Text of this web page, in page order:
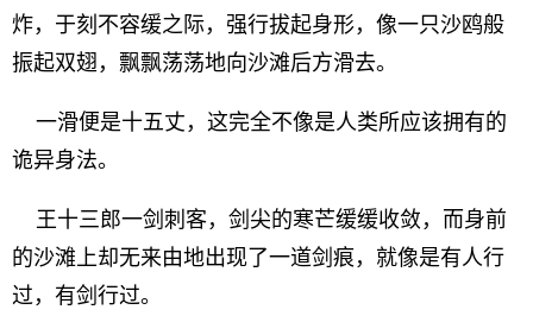
炸，于刻不容缓之际，强行拔起身形，像一只沙鸥般
振起双翅，飘飘荡荡地向沙滩后方滑去。
一滑便是十五丈，这完全不像是人类所应该拥有的
诡异身法。
王十三郎一剑刺客，剑尖的寒芒缓缓收敛，而身前
的沙滩上却无来由地出现了一道剑痕，就像是有人行
过，有剑行过。